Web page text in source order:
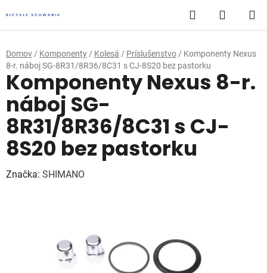
na
obsah
Hľadať
KOŠÍK
Domov / Komponenty / Kolesá / Príslušenstvo / Komponenty Nexus
8-r. náboj SG-8R31/8R36/8C31 s CJ-8S20 bez pastorku
Komponenty Nexus 8-r.
náboj SG-
8R31/8R36/8C31 s CJ-
8S20 bez pastorku
Značka: SHIMANO